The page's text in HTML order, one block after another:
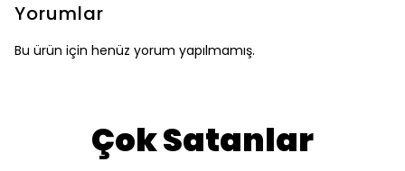
Yorumlar
Bu ürün için henüz yorum yapılmamış.
Çok Satanlar